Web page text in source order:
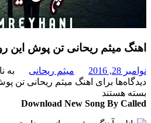
میثم ریحانی تن پوش این
میثم ریحانی
برای اهنگ میثم ریحانی تن پوش
به نام
Download New Song By